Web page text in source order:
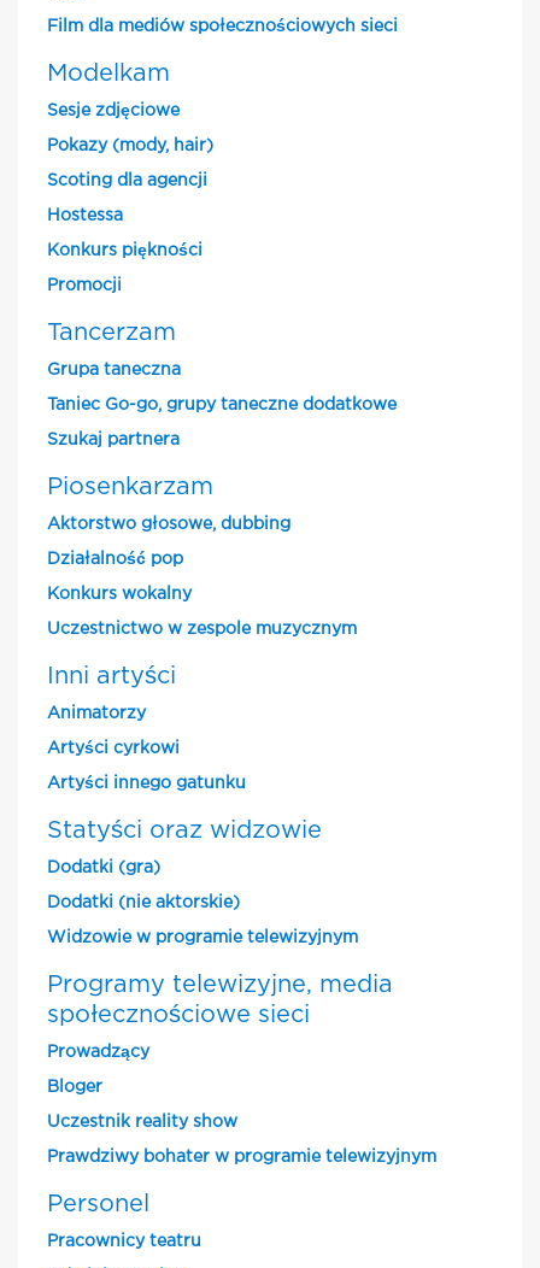
Film dla mediów społecznościowych sieci
Modelkam
Sesje zdjęciowe
Pokazy (mody, hair)
Scoting dla agencji
Hostessa
Konkurs piękności
Promocji
Tancerzam
Grupa taneczna
Taniec Go-go, grupy taneczne dodatkowe
Szukaj partnera
Piosenkarzam
Aktorstwo głosowe, dubbing
Działalność pop
Konkurs wokalny
Uczestnictwo w zespole muzycznym
Inni artyści
Animatorzy
Artyści cyrkowi
Artyści innego gatunku
Statyści oraz widzowie
Dodatki (gra)
Dodatki (nie aktorskie)
Widzowie w programie telewizyjnym
Programy telewizyjne, media
społecznościowe sieci
Prowadzący
Bloger
Uczestnik reality show
Prawdziwy bohater w programie telewizyjnym
Personel
Pracownicy teatru